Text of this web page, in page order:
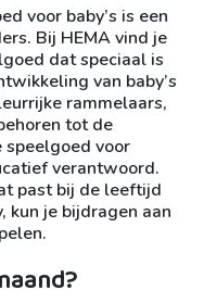
voor baby’s is een
Bij HEMA vind je
dat speciaal is
van baby’s
rammelaars,
tot de
speelgoed voor
verantwoord.
past bij de leeftijd
kun je bijdragen aan